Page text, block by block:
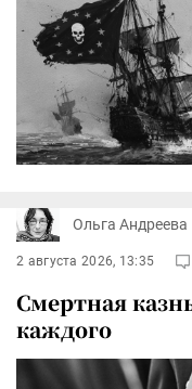
Ольга Андреева
2 августа 2026, 13:35
Смертная
каждого